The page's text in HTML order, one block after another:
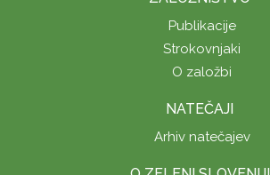
Publikacije
Strokovnjaki
O založbi
NATEČAJI
Arhiv natečajev